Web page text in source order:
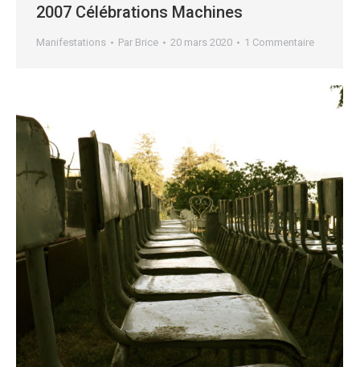
2007 Célébrations Machines
Manifestations Par Brice 20 mars 2020 1 Commentaire